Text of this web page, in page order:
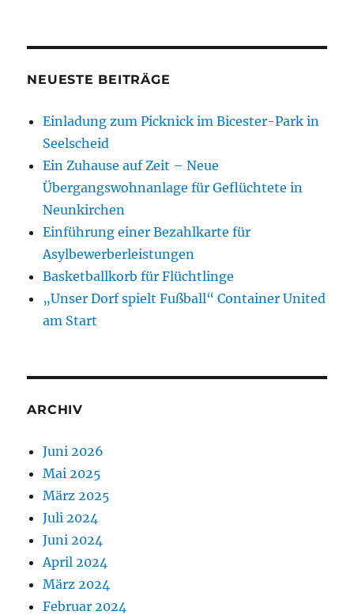
NEUESTE BEITRÄGE
Einladung zum Picknick im Bicester-Park in
Seelscheid
Ein Zuhause auf Zeit – Neue
Übergangswohnanlage für Geflüchtete in
Neunkirchen
Einführung einer Bezahlkarte für
Asylbewerberleistungen
Basketballkorb für Flüchtlinge
„Unser Dorf spielt Fußball“ Container United
am Start
ARCHIV
Juni 2026
Mai 2025
März 2025
Juli 2024
Juni 2024
April 2024
März 2024
Februar 2024